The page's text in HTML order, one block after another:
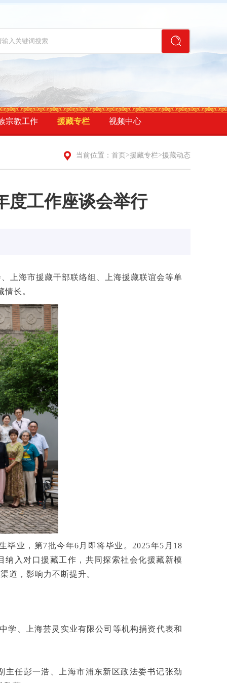
宗教工作 援藏专栏 视频中心
当前位置： 首页 >援藏专栏>援藏动态
度工作座谈会举行
上海市援藏干部联络组、上海援藏联谊会等单
长。
毕业，第7批今年6月即将毕业。2025年5月18
入对口援藏工作，共同探索社会化援藏新模
道，影响力不断提升。
学、上海芸灵实业有限公司等机构捐资代表和
任彭一浩、上海市浦东新区政法委书记张劲